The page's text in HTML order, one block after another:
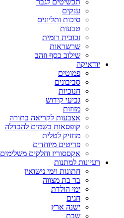
תכשיטים לגבר
ענקים
סיכות ותליונים
טבעות
זכוכית רומית
שרשראות
שילוב כסף וזהב
יודאיקה
פמוטים
סביבונים
חנוכיות
גביעי קידוש
מזוזות
אצבעות לקריאה בתורה
קופסאות בשמים להבדלה
מחזיק לטלית
פריטים מיוחדים
אקססוריז וחלקים משלימים
רעיונות למתנות
חתונות וימי נישואין
בר בת מצווה
ימי הולדת
חגים
ישנה ארץ
שבת